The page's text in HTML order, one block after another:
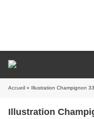
Accueil » Illustration Champignon
Illustration